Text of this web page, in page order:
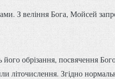
З веління Бога, Мойсей
обрізання, посвячення
літочислення. Згідно